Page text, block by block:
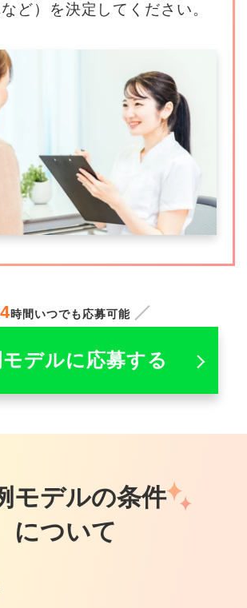
ど）を決定してください。
時間いつでも応募可能
デルに応募する
モデルの条件
について